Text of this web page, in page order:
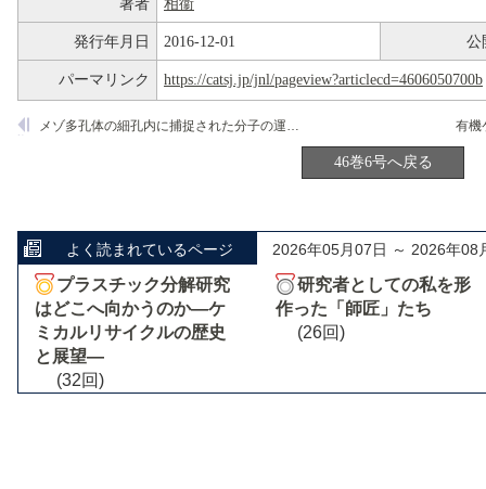
発行年月日 2016-12-01 公
パーマリンク https://catsj.jp/jnl/pageview?articlecd=4606050700b
メゾ多孔体の細孔内に捕捉された分子の運動性制御
46巻6号へ戻る
よく読まれているページ 2026年05月07日 ～ 2026年08
プラスチック分解研究
はどこへ向かうのか―ケ
ミカルリサイクルの歴史
と展望―
(32回)
研究者としての私を形
作った「師匠」たち
(26回)